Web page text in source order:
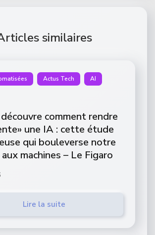
similaires
Actus Tech AI
comment rendre
une IA : cette étude
qui bouleverse notre
machines – Le Figaro
Lire la suite